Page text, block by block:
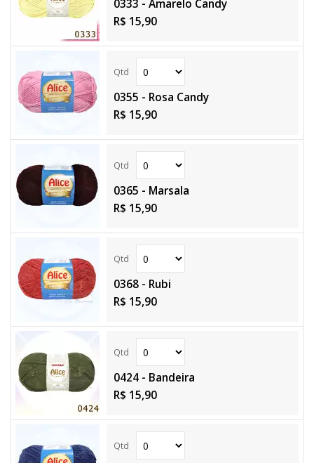
0333 - Amarelo Candy
R$ 15,90
0355 - Rosa Candy
R$ 15,90
0365 - Marsala
R$ 15,90
0368 - Rubi
R$ 15,90
0424 - Bandeira
R$ 15,90